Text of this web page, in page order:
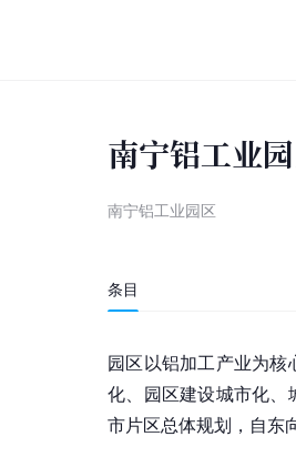
南宁铝工业
南宁铝工业园区
条目
园区以铝加工产业为核
化、园区建设城市化、
市片区总体规划，自东